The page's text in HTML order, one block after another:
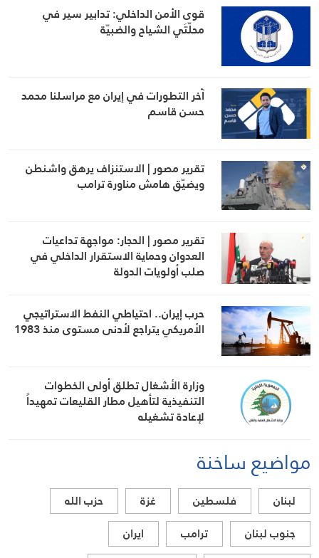
قوى الأمن الداخلي: تدابير سير في
محلّتَي الشياح والضبيّة
آخر التطورات في إيران مع مراسلنا محمد
حسن قاسم
تقرير مصور | الاستنزاف يرهق واشنطن
ويضيّق هامش مناورة ترامب
تقرير مصور | الحجار: مواجهة تداعيات
العدوان وحماية الاستقرار الداخلي في
صلب أولويات الدولة
حرب إيران.. احتياطي النفط الاستراتيجي
الأمريكي يتراجع لأدنى مستوى منذ 1983
وزارة الأشغال تطلق أولى الخطوات
التنفيذية لتأهيل مطار القليعات تمهيداً
لإعادة تشغيله
مواضيع ساخنة
لبنان فلسطين غزة
حزب الله
جنوب لبنان
ترامب
ايران